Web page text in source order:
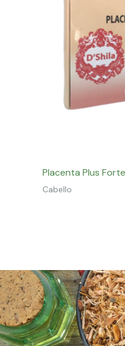
Placenta Plus
Cabello